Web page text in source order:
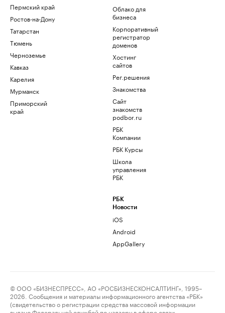
Пермский край
Ростов-на-Дону
Татарстан
Тюмень
Черноземье
Кавказ
Карелия
Мурманск
Приморский
край
Облако для
бизнеса
Корпоративный
регистратор
доменов
Хостинг
сайтов
Рег.решения
Знакомства
Сайт
знакомств
podbor.ru
РБК
Компании
РБК Курсы
Школа
управления
РБК
РБК
Новости
iOS
Android
AppGallery
© ООО «БИЗНЕСПРЕСС», АО «РОСБИЗНЕСКОНСАЛТИНГ», 1995–
2026. Сообщения и материалы информационного агентства «РБК»
(свидетельство о регистрации средства массовой информации